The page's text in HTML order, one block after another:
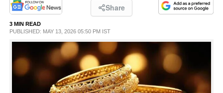
LIFESTYLE
Share
3 MIN READ
PUBLISHED: MAY 13, 2026 05:50 PM IST